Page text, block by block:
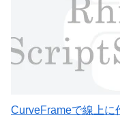
CurveFrameで線上に